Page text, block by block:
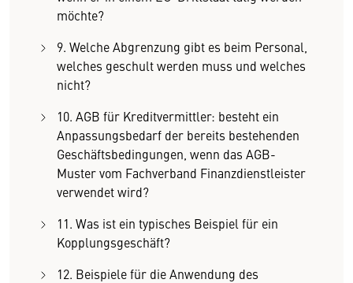
möchte?
9. Welche Abgrenzung gibt es beim Personal,
welches geschult werden muss und welches
nicht?
10. AGB für Kreditvermittler: besteht ein
Anpassungsbedarf der bereits bestehenden
Geschäftsbedingungen, wenn das AGB-
Muster vom Fachverband Finanzdienstleister
verwendet wird?
11. Was ist ein typisches Beispiel für ein
Kopplungsgeschäft?
12. Beispiele für die Anwendung des